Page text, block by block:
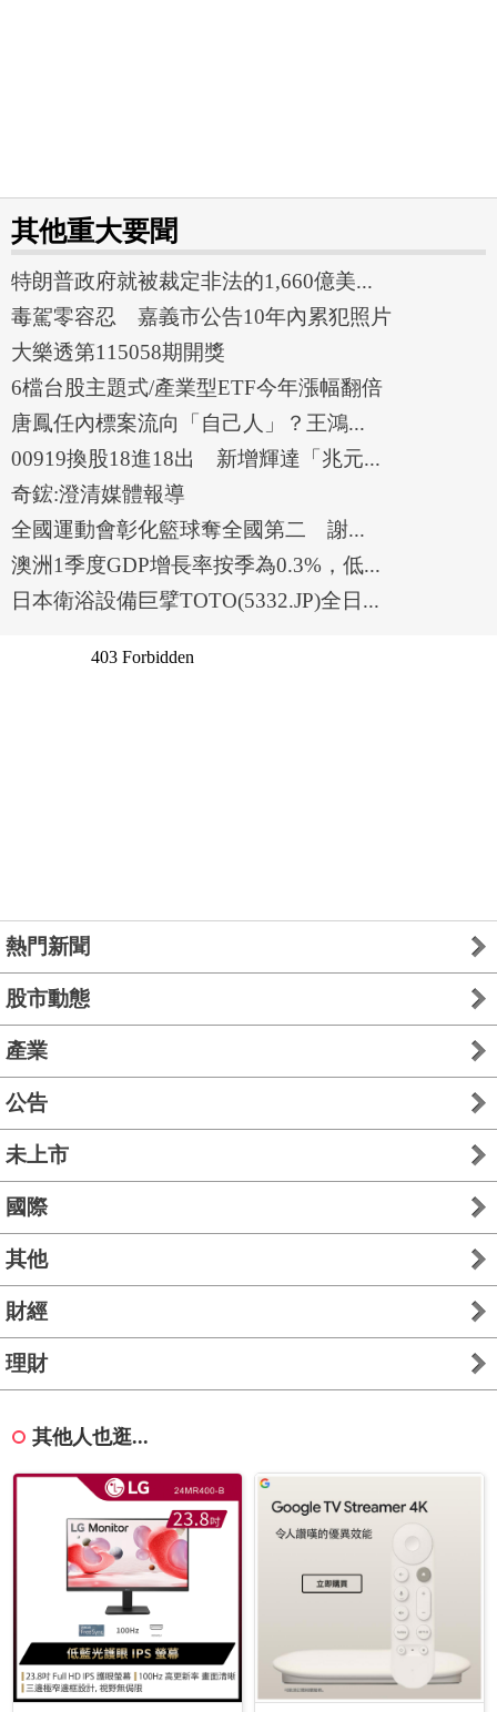
其他重大要聞
特朗普政府就被裁定非法的1,660億美...
毒駕零容忍 嘉義市公告10年內累犯照片
大樂透第115058期開獎
6檔台股主題式/產業型ETF今年漲幅翻倍
唐鳳任內標案流向「自己人」？王鴻...
00919換股18進18出 新增輝達「兆元...
奇鋐:澄清媒體報導
全國運動會彰化籃球奪全國第二 謝...
澳洲1季度GDP增長率按季為0.3%，低...
日本衛浴設備巨擘TOTO(5332.JP)全日...
熱門新聞
股市動態
產業
公告
未上市
國際
其他
財經
理財
其他人也逛...